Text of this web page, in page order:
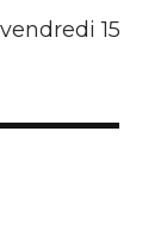
15